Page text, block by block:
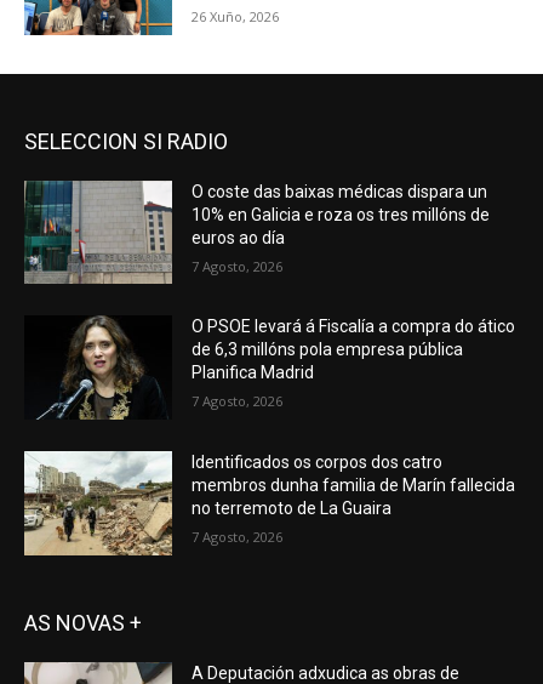
26 Xuño, 2026
SELECCION SI RADIO
O coste das baixas médicas dispara un
10% en Galicia e roza os tres millóns de
euros ao día
7 Agosto, 2026
O PSOE levará á Fiscalía a compra do ático
de 6,3 millóns pola empresa pública
Planifica Madrid
7 Agosto, 2026
Identificados os corpos dos catro
membros dunha familia de Marín fallecida
no terremoto de La Guaira
7 Agosto, 2026
AS NOVAS +
A Deputación adxudica as obras de